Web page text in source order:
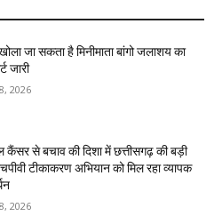
जा सकता है मिनीमाता बांगो जलाशय का
जारी
2026
कैंसर से बचाव की दिशा में छत्तीसगढ़ की बड़ी
टीकाकरण अभियान को मिल रहा व्यापक
2026